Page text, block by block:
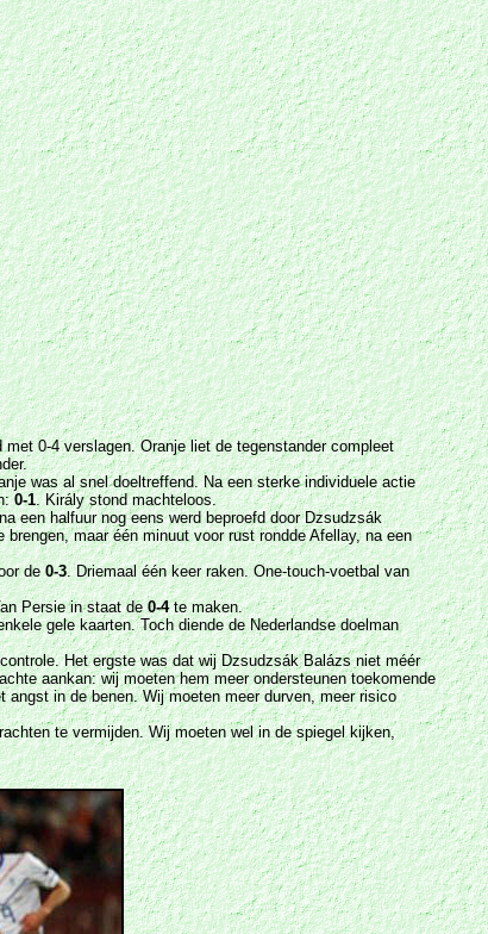
0-4 verslagen. Oranje liet de tegenstander compleet
was al snel doeltreffend. Na een sterke individuele actie
0-1. Király stond machteloos.
een halfuur nog eens werd beproefd door Dzsudzsák
maar één minuut voor rust rondde Afellay, na een
de0-3. Driemaal één keer raken. One-touch-voetbal van
Persie in staat de0-4te maken.
gele kaarten. Toch diende de Nederlandse doelman
Het ergste was dat wij Dzsudzsák Balázs niet méér
aankan: wij moeten hem meer ondersteunen toekomende
in de benen. Wij moeten meer durven, meer risico
te vermijden. Wij moeten wel in de spiegel kijken,